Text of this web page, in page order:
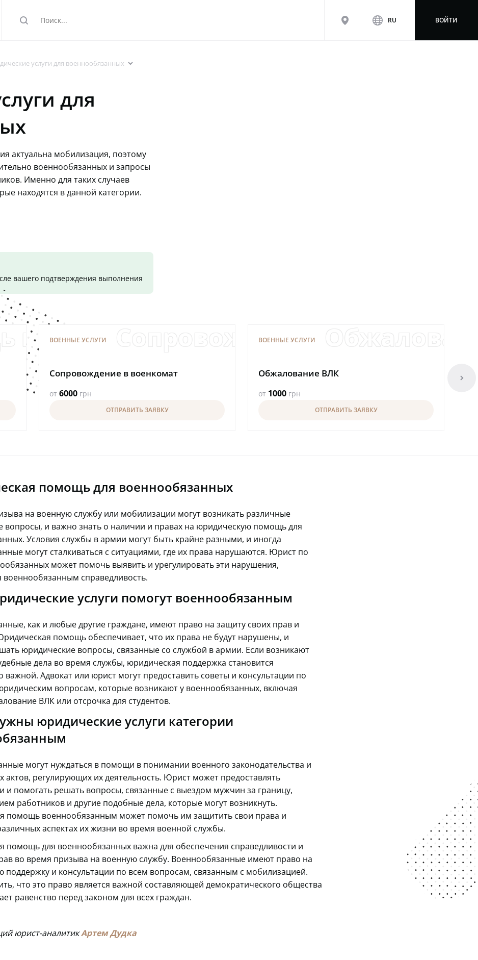
search map www RU ВОЙТИ
услуги для военнообязанных arrowdown
для
актуальна мобилизация, поэтому
военнообязанных и запросы
Именно для таких случаев
находятся в данной категории.
вашего подтверждения выполнения
призывникам
ВОЕННЫЕ УСЛУГИ Сопровождение в
Сопровождение в военкомат
от 6000 грн
ОТПРАВИТЬ ЗАЯВКУ
ВОЕННЫЕ УСЛУГИ
Обжалование ВЛК
от 1000 грн
ОТПРАВИТЬ ЗАЯВКУ
arrowright
помощь для военнообязанных
на военную службу или мобилизации могут возникать различные
вопросы, и важно знать о наличии и правах на юридическую помощь для
Условия службы в армии могут быть крайне разными, и иногда
могут сталкиваться с ситуациями, где их права нарушаются. Юрист по
может помочь выявить и урегулировать эти нарушения,
военнообязанным справедливость.
услуги помогут военнообязанным
как и любые другие граждане, имеют право на защиту своих прав и
помощь обеспечивает, что их права не будут нарушены, и
юридические вопросы, связанные со службой в армии. Если возникают
дела во время службы, юридическая поддержка становится
важной. Адвокат или юрист могут предоставить советы и консультации по
вопросам, которые возникают у военнообязанных, включая
ВЛК или отсрочка для студентов.
юридические услуги категории
могут нуждаться в помощи в понимании военного законодательства и
актов, регулирующих их деятельность. Юрист может предоставлять
и помогать решать вопросы, связанные с выездом мужчин за границу,
работников и другие подобные дела, которые могут возникнуть.
помощь военнообязанным может помочь им защитить свои права и
аспектах их жизни во время военной службы.
помощь для военнообязанных важна для обеспечения справедливости и
во время призыва на военную службу. Военнообязанные имеют право на
поддержку и консультации по всем вопросам, связанным с мобилизацией.
что это право является важной составляющей демократического общества
равенство перед законом для всех граждан.
юрист-аналитикАртем Дудка